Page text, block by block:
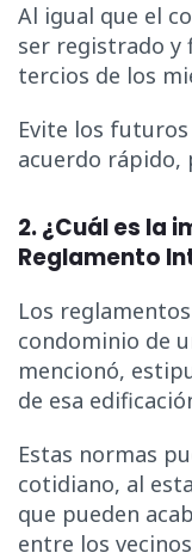
Al igual que el
ser registrado y
tercios de los
Evite los
acuerdo rápido,
2. ¿Cuál es la
Reglamento
Los
condominio de
mencionó,
de esa
Estas normas
cotidiano, al
que pueden
entre los